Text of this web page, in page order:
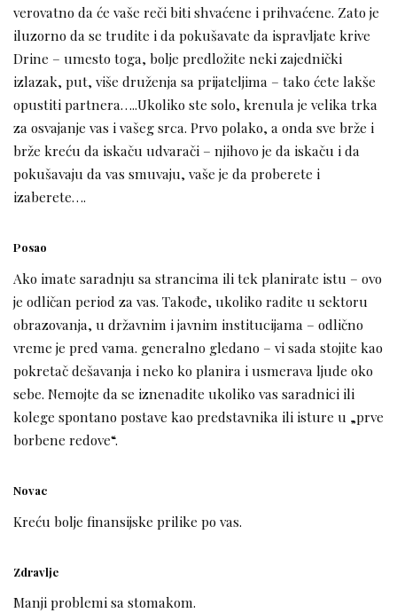
verovatno da će vaše reči biti shvaćene i prihvaćene. Zato je
iluzorno da se trudite i da pokušavate da ispravljate krive
Drine – umesto toga, bolje predložite neki zajednički
izlazak, put, više druženja sa prijateljima – tako ćete lakše
opustiti partnera…..Ukoliko ste solo, krenula je velika trka
za osvajanje vas i vašeg srca. Prvo polako, a onda sve brže i
brže kreću da iskaču udvarači – njihovo je da iskaču i da
pokušavaju da vas smuvaju, vaše je da proberete i
izaberete….
Posao
Ako imate saradnju sa strancima ili tek planirate istu – ovo
je odličan period za vas. Takođe, ukoliko radite u sektoru
obrazovanja, u državnim i javnim institucijama – odlično
vreme je pred vama. generalno gledano – vi sada stojite kao
pokretač dešavanja i neko ko planira i usmerava ljude oko
sebe. Nemojte da se iznenadite ukoliko vas saradnici ili
kolege spontano postave kao predstavnika ili isture u „prve
borbene redove“.
Novac
Kreću bolje finansijske prilike po vas.
Zdravlje
Manji problemi sa stomakom.